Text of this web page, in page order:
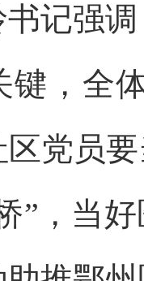
强调
键，全
区党员
”，当